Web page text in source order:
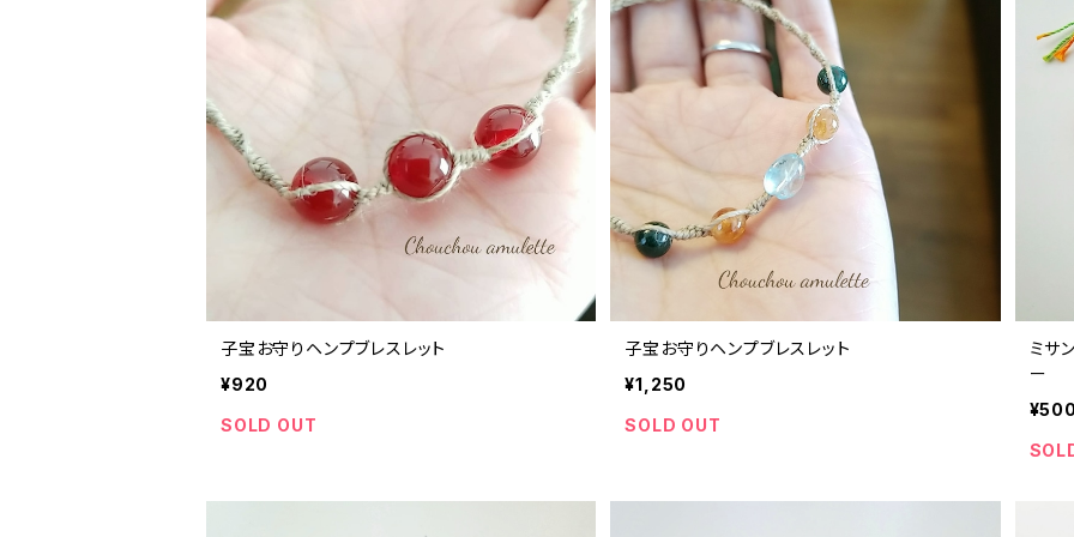
子宝お守りヘンプブレスレット
¥920
SOLD OUT
子宝お守りヘンプブレスレット
¥1,250
SOLD OUT
ミサ
ー